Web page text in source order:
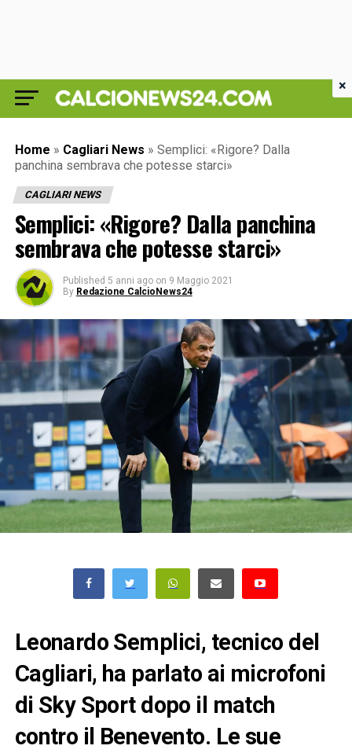
Home » Cagliari News » Semplici: «Rigore? Dalla
panchina sembrava che potesse starci»
CAGLIARI NEWS
Semplici: «Rigore? Dalla panchina
sembrava che potesse starci»
Published 5 anni ago on 9 Maggio 2021
By Redazione CalcioNews24
Leonardo Semplici, tecnico del
Cagliari, ha parlato ai microfoni
di Sky Sport dopo il match
contro il Benevento. Le sue
×